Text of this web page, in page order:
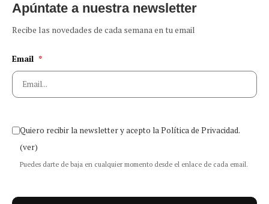
Apúntate a nuestra newsletter
Recibe las novedades de cada semana en tu email
Email *
Quiero recibir la newsletter y acepto la Política de Privacidad.
(ver)
Puedes darte de baja en cualquier momento desde el enlace de cada email.